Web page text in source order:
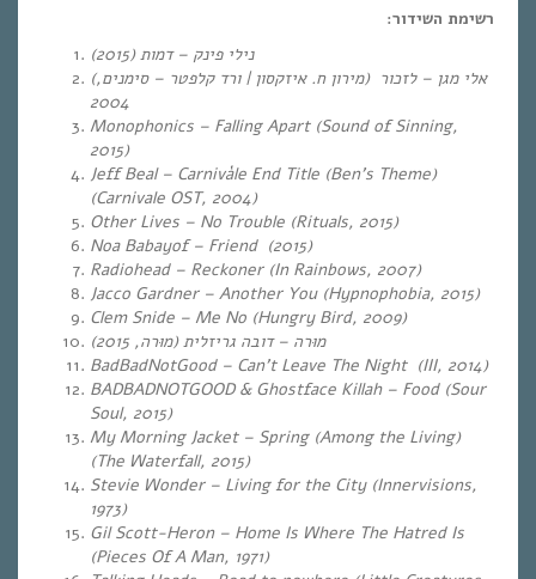
רשימת השידור:
(נילי פינק – דמות (2015
(אלי מגן – לזכור (מירון ח. איזקסון | ורד קלפטר – סימנים,
2004
Monophonics – Falling Apart (Sound of Sinning,
2015)
Jeff Beal – Carnivàle End Title (Ben’s Theme)
(Carnivale OST, 2004)
Other Lives – No Trouble (Rituals, 2015)
Noa Babayof – Friend (2015)
Radiohead – Reckoner (In Rainbows, 2007)
Jacco Gardner – Another You (Hypnophobia, 2015)
Clem Snide – Me No (Hungry Bird, 2009)
מוּרה – דובה גריזלית (מוּרה
, 2015)
BadBadNotGood – Can’t Leave The Night (III, 2014)
BADBADNOTGOOD & Ghostface Killah – Food (Sour
Soul, 2015)
My Morning Jacket – Spring (Among the Living)
(The Waterfall, 2015)
Stevie Wonder – Living for the City (Innervisions,
1973)
Gil Scott-Heron – Home Is Where The Hatred Is
(Pieces Of A Man, 1971)